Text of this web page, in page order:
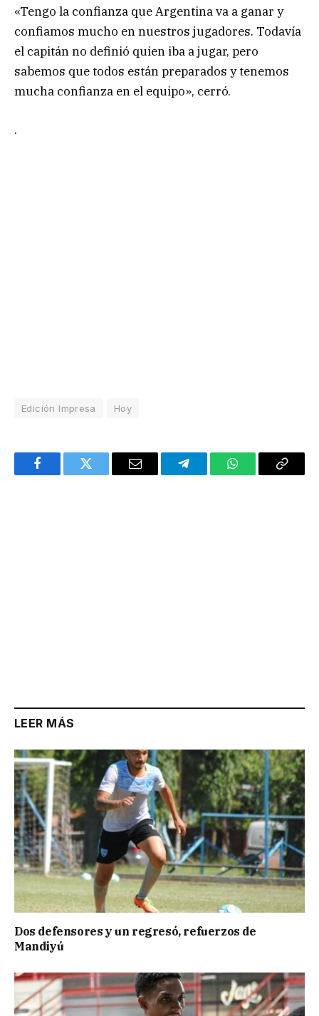
«Tengo la confianza que Argentina va a ganar y
confiamos mucho en nuestros jugadores. Todavía
el capitán no definió quien iba a jugar, pero
sabemos que todos están preparados y tenemos
mucha confianza en el equipo», cerró.
.
Edición Impresa Hoy
FacebookTwitter Email TelegramWhatsAppCopy
LEER MÁS
Dos defensores y un regresó, refuerzos de
Mandiyú